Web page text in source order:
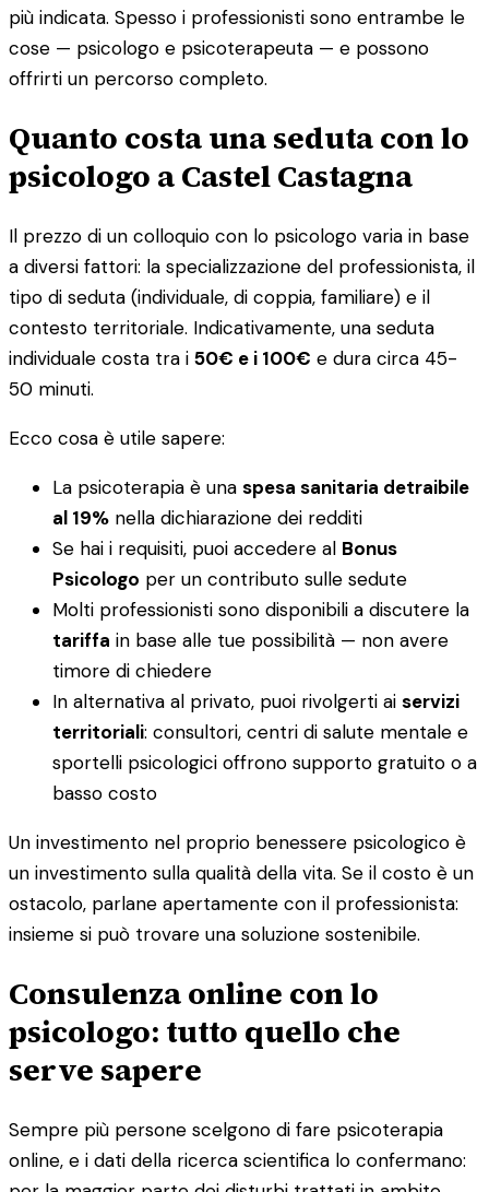
più indicata. Spesso i professionisti sono entrambe le
cose — psicologo e psicoterapeuta — e possono
offrirti un percorso completo.
Quanto costa una seduta con lo
psicologo a Castel Castagna
Il prezzo di un colloquio con lo psicologo varia in base
a diversi fattori: la specializzazione del professionista, il
tipo di seduta (individuale, di coppia, familiare) e il
contesto territoriale. Indicativamente, una seduta
individuale costa tra i 50€ e i 100€ e dura circa 45-
50 minuti.
Ecco cosa è utile sapere:
La psicoterapia è una spesa sanitaria detraibile
al 19% nella dichiarazione dei redditi
Se hai i requisiti, puoi accedere al Bonus
Psicologo per un contributo sulle sedute
Molti professionisti sono disponibili a discutere la
tariffa in base alle tue possibilità — non avere
timore di chiedere
In alternativa al privato, puoi rivolgerti ai servizi
territoriali: consultori, centri di salute mentale e
sportelli psicologici offrono supporto gratuito o a
basso costo
Un investimento nel proprio benessere psicologico è
un investimento sulla qualità della vita. Se il costo è un
ostacolo, parlane apertamente con il professionista:
insieme si può trovare una soluzione sostenibile.
Consulenza online con lo
psicologo: tutto quello che
serve sapere
Sempre più persone scelgono di fare psicoterapia
online, e i dati della ricerca scientifica lo confermano: